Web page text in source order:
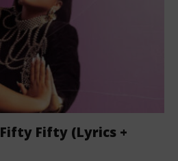
Fifty (Lyrics +